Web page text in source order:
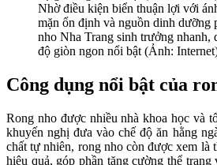
Nhờ điều kiện biển thuận lợi với
mặn ổn định và nguồn dinh dưỡng
nho Nha Trang sinh trưởng nhanh,
độ giòn ngon nổi bật (Ảnh:
Công dụng nổi bật của
Rong nho được nhiều nhà khoa học và
khuyến nghị đưa vào chế độ ăn hằng
chất tự nhiên, rong nho còn được xem là
hiệu quả, góp phần tăng cường thể